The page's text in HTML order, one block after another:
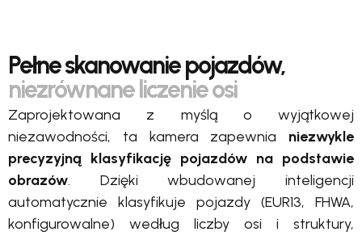
Pełne skanowanie pojazdów,
niezrównane liczenie osi
Zaprojektowana z myślą o wyjątkowej
niezawodności, ta kamera zapewnia niezwykle
precyzyjną klasyfikację pojazdów na podstawie
obrazów. Dzięki wbudowanej inteligencji
automatycznie klasyfikuje pojazdy (EUR13, FHWA,
konfigurowalne) według liczby osi i struktury,